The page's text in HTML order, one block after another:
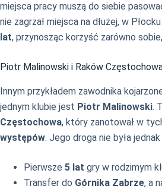
miejsca pracy muszą do siebie
nie zagrzał miejsca na dłużej, w
lat, przynosząc korzyść zarówno
Piotr Malinowski i Raków
Innym przykładem zawodnika
jednym klubie jest Piotr Malinowski.
Częstochowa, który zanotował w
występów. Jego droga nie była
Pierwsze 5 lat gry w rodzimym
Transfer do Górnika Zabrze, a